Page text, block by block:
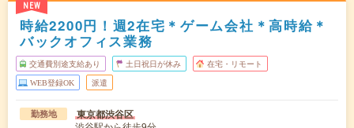
NEW
時給2200円！週2在宅＊ゲーム会社＊高時給＊
バックオフィス業務
交通費別途支給あり 土日祝日が休み 在宅・リモート
WEB登録OK 派遣
勤務地 東京都渋谷区